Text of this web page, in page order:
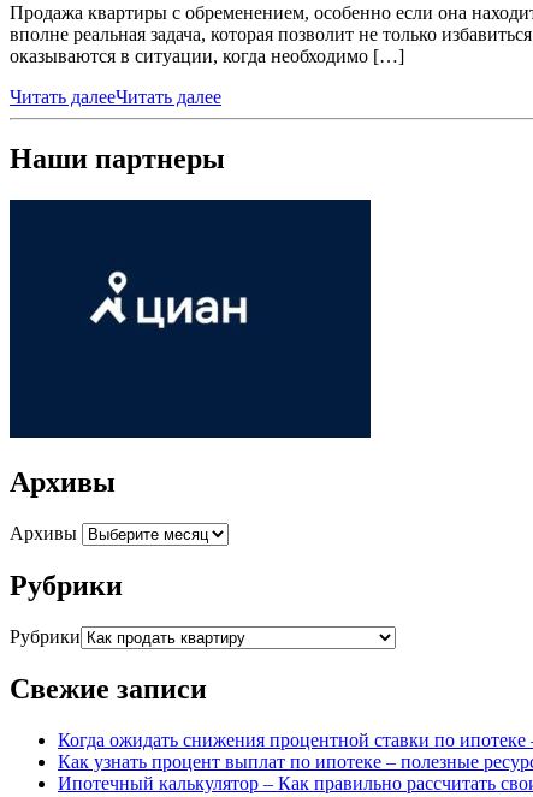
Продажа квартиры с обременением, особенно если она
вполне реальная задача, которая позволит не только
оказываются в ситуации, когда необходимо […]
Читать далееЧитать далее
Наши партнеры
Архивы
Архивы
Рубрики
Рубрики
Свежие записи
Когда ожидать снижения процентной ставки по
Как узнать процент выплат по ипотеке – полезные
Ипотечный калькулятор – Как правильно рассчитать